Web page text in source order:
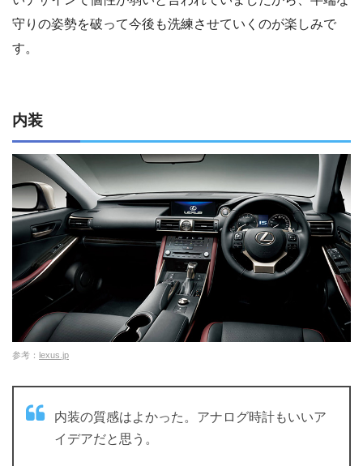
守りの姿勢を破って今後も洗練させていくのが楽しみで
す。
内装
参考： lexus.jp
内装の質感はよかった。アナログ時計もいいア
イデアだと思う。